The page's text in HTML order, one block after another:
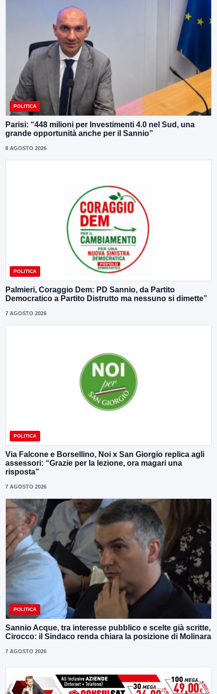
POLITICA
Parisi: “448 milioni per Investimenti 4.0 nel Sud, una
grande opportunità anche per il Sannio”
8 AGOSTO 2026
POLITICA
Palmieri, Coraggio Dem: PD Sannio, da Partito
Democratico a Partito Distrutto ma nessuno si dimette”
7 AGOSTO 2026
POLITICA
Via Falcone e Borsellino, Noi x San Giorgio replica agli
assessori: “Grazie per la lezione, ora magari una
risposta”
7 AGOSTO 2026
POLITICA
Sannio Acque, tra interesse pubblico e scelte già scritte,
Cirocco: il Sindaco renda chiara la posizione di Molinara
7 AGOSTO 2026